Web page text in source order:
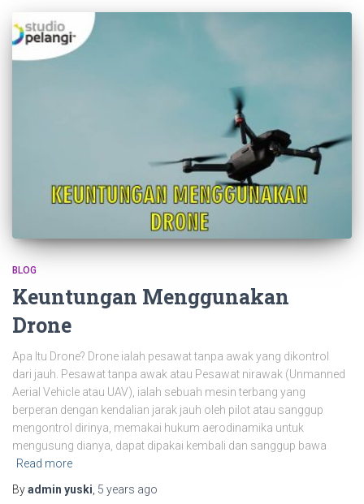
BLOG
Keuntungan Menggunakan
Drone
Apa Itu Drone? Drone ialah pesawat tanpa awak yang dikontrol
dari jauh. Pesawat tanpa awak atau Pesawat nirawak (Unmanned
Aerial Vehicle atau UAV), ialah sebuah mesin terbang yang
berperan dengan kendalian jarak jauh oleh pilot atau sanggup
mengontrol dirinya, memakai hukum aerodinamika untuk
mengusung dianya, dapat dipakai kembali dan sanggup bawa
Read more
Byadmin yuski 5 years ago